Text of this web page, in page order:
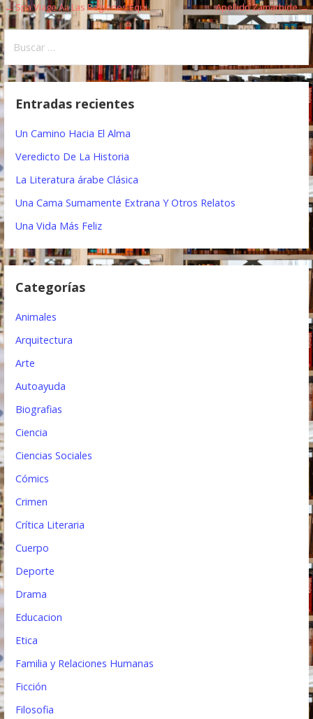
N
a
v
e
a
ó
d
n
← Spa Viage Aa Las Regiones Equi Apellido Zamarbide →
s
Entradas recientes
Un Camino Hacia El Alma
Veredicto De La Historia
La Literatura árabe Clásica
Una Cama Sumamente Extrana Y Otros Relatos
Una Vida Más Feliz
Categorías
Animales
Arquitectura
Arte
Autoayuda
Biografias
Ciencia
Ciencias Sociales
Cómics
Crimen
Crítica Literaria
Cuerpo
Deporte
Drama
Educacion
Etica
Familia y Relaciones Humanas
Ficción
Filosofia